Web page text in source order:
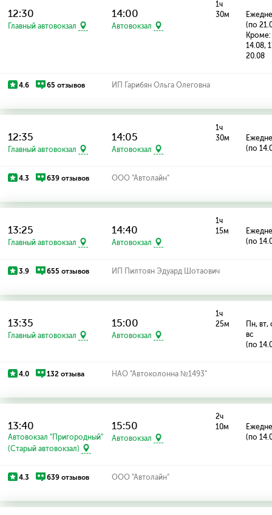
12:30
Главный автовокзал
14:00
Автовокзал
1ч
30м
(по
Кроме:
14.08,
20.08
4.6 65 отзывов ИП Гарибян Ольга Олеговна
12:35
Главный автовокзал
14:05
Автовокзал
1ч
30м
(по
4.3 639 отзывов ООО "Автолайн"
13:25
Главный автовокзал
14:40
Автовокзал
1ч
15м
(по
3.9 655 отзывов ИП Пилтоян Эдуард Шотаович
13:35
Главный автовокзал
15:00
Автовокзал
1ч
25м
Пн, вт,
вс
(по
4.0 132 отзыва НАО "Автоколонна №1493"
13:40
Автовокзал "Пригородный"
(Старый автовокзал)
15:50
Автовокзал
2ч
10м
(по
4.3 639 отзывов ООО "Автолайн"